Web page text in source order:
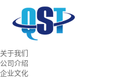
关于我们
公司介绍
企业文化